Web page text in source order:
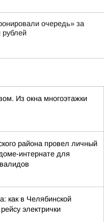
очередь» за
рублей
Из окна многоэтажки
района провел личный
интернате для
как в Челябинской
электрички